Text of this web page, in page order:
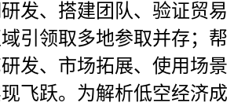
发、搭建团队、验证贸易
引领取多地参取并存；帮
发、市场拓展、使用场景
飞跃。为解析低空经济成